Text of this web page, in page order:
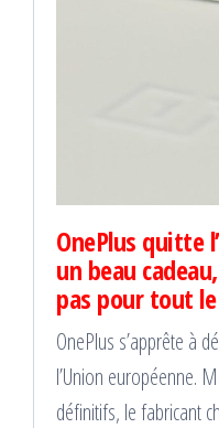
OnePlus quitte
un beau
pas pour tout
OnePlus s’apprête à
l’Union européenne.
définitifs, le fabricant